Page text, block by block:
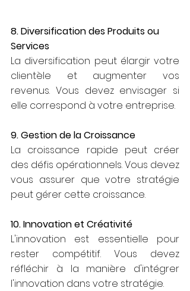
8. Diversification des Produits ou
Services
La diversification peut élargir votre
clientèle et augmenter vos
revenus. Vous devez envisager si
elle correspond à votre entreprise.
9. Gestion de la Croissance
La croissance rapide peut créer
des défis opérationnels. Vous devez
vous assurer que votre stratégie
peut gérer cette croissance.
10. Innovation et Créativité
L'innovation est essentielle pour
rester compétitif. Vous devez
réfléchir à la manière d'intégrer
l'innovation dans votre stratégie.